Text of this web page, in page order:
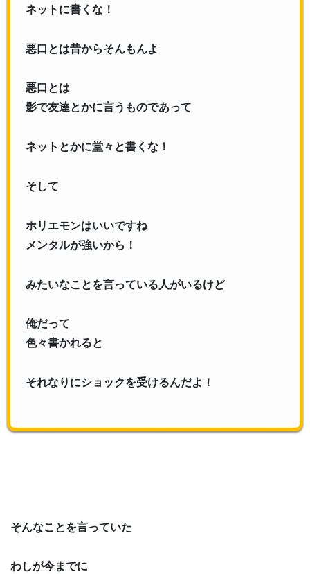
ネットに書くな！
悪口とは昔からそんもんよ
悪口とは
影で友達とかに言うものであって
ネットとかに堂々と書くな！
そして
ホリエモンはいいですね
メンタルが強いから！
みたいなことを言っている人がいるけど
俺だって
色々書かれると
それなりにショックを受けるんだよ！
そんなことを言っていた
わしが今までに